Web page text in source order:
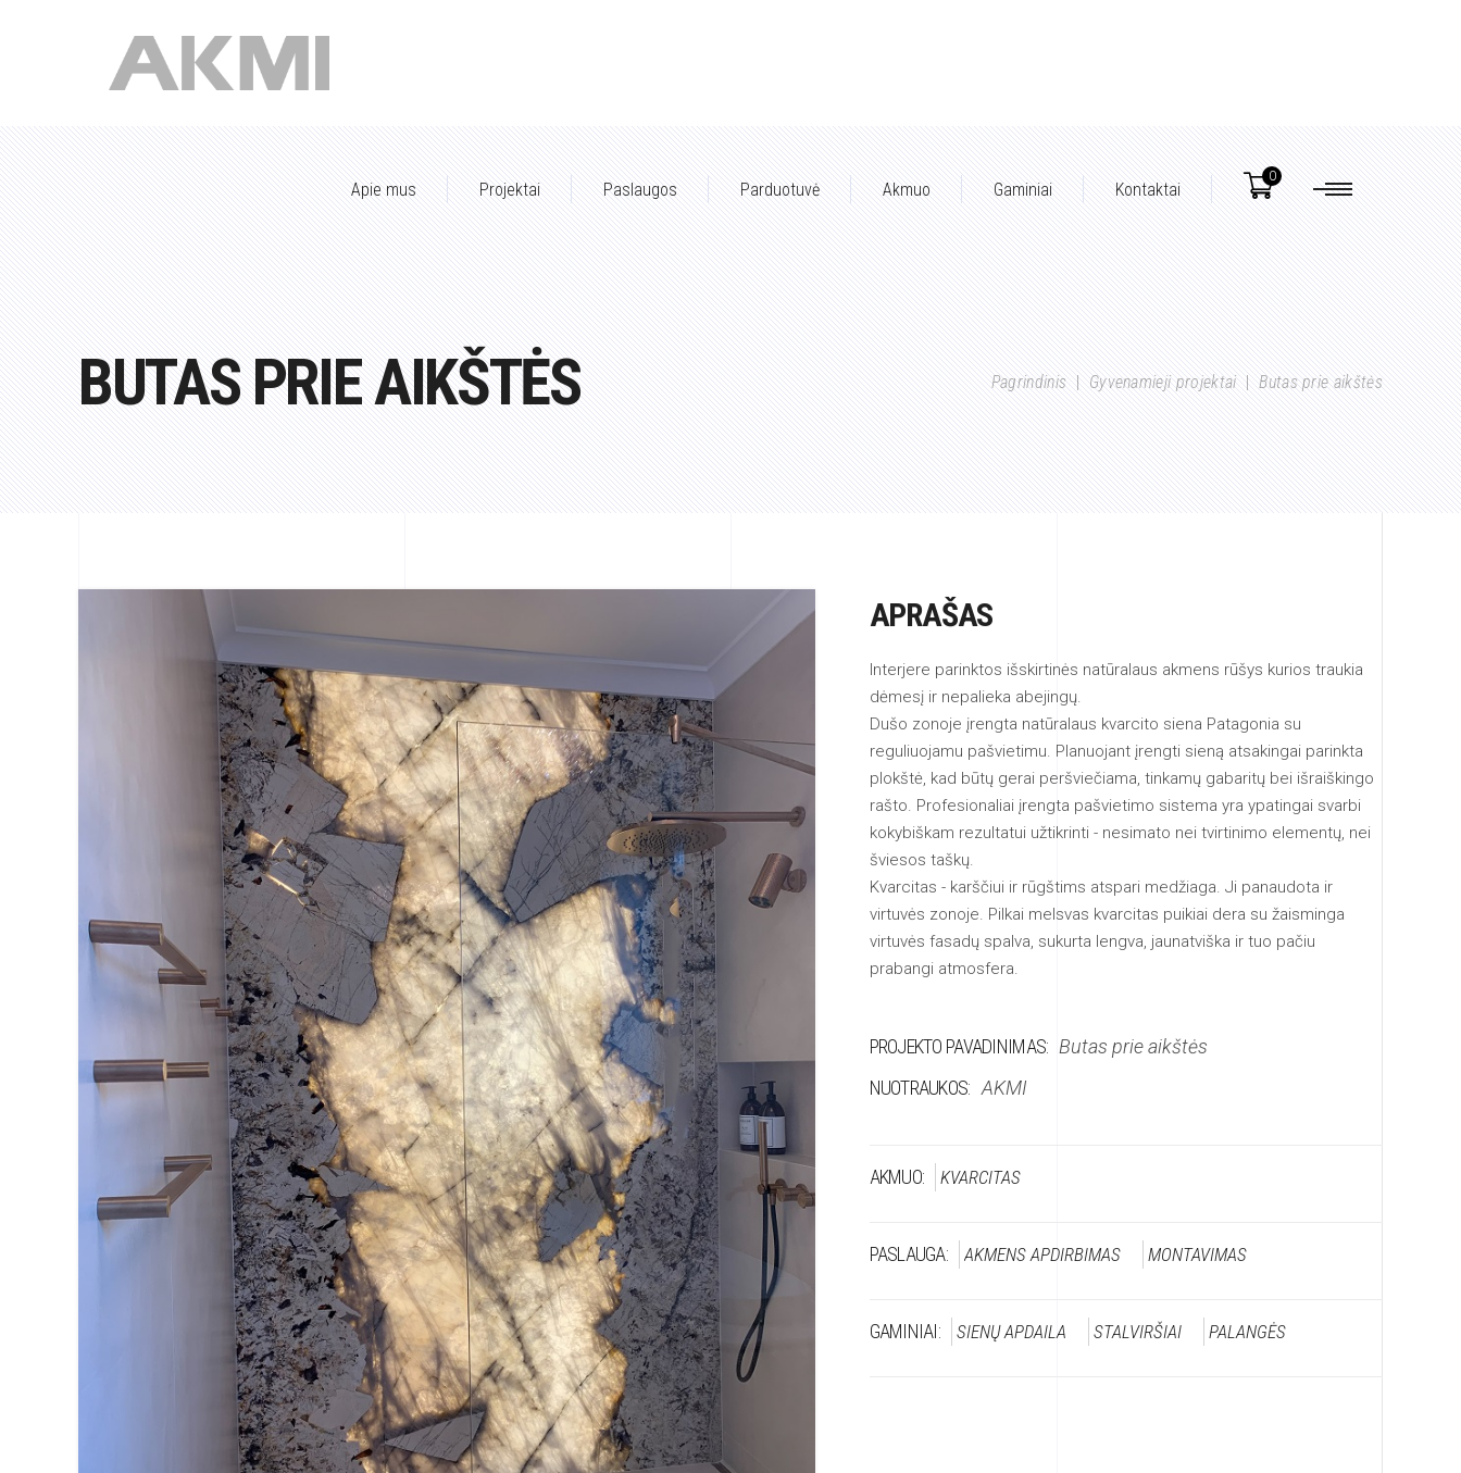
Apie mus Projektai Paslaugos Parduotuvė Akmuo Gaminiai Kontaktai
0
BUTAS PRIE AIKŠTĖS Pagrindinis|Gyvenamieji projektai|Butas prie aikštės
APRAŠAS
Interjere parinktos išskirtinės natūralaus akmens rūšys kurios traukia
dėmesį ir nepalieka abejingų.
Dušo zonoje įrengta natūralaus kvarcito siena Patagonia su
reguliuojamu pašvietimu. Planuojant įrengti sieną atsakingai parinkta
plokštė, kad būtų gerai peršviečiama, tinkamų gabaritų bei išraiškingo
rašto. Profesionaliai įrengta pašvietimo sistema yra ypatingai svarbi
kokybiškam rezultatui užtikrinti - nesimato nei tvirtinimo elementų, nei
šviesos taškų.
Kvarcitas - karščiui ir rūgštims atspari medžiaga. Ji panaudota ir
virtuvės zonoje. Pilkai melsvas kvarcitas puikiai dera su žaisminga
virtuvės fasadų spalva, sukurta lengva, jaunatviška ir tuo pačiu
prabangi atmosfera.
PROJEKTO PAVADINIMAS: Butas prie aikštės
NUOTRAUKOS: AKMI
AKMUO: KVARCITAS
PASLAUGA: AKMENS APDIRBIMAS MONTAVIMAS
GAMINIAI: SIENŲ APDAILA STALVIRŠIAI PALANGĖS